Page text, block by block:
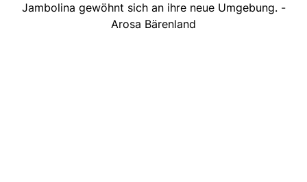
Jambolina gewöhnt sich an ihre neue Umgebung. -
Arosa Bärenland